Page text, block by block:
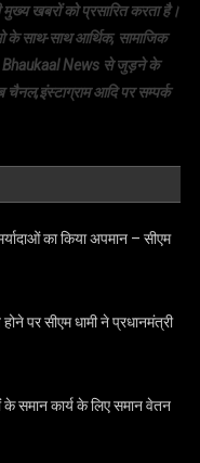
खबरों को प्रसारित करता है।
के साथ-साथ आर्थिक, सामाजिक
Bhaukaal News से जुड़ने के
आदि पर सम्पर्क
का किया अपमान – सीएम
पर सीएम धामी ने प्रधानमंत्री
के समान कार्य के लिए समान वेतन